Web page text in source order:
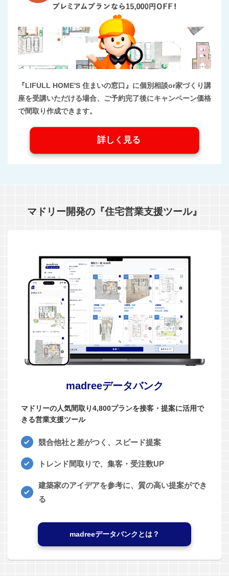
『LIFULL HOME'S 住まいの窓口』に個別相談or家づくり講
座を受講いただける場合、ご予約完了後にキャンペーン価格
で間取り作成できます。
詳しく見る
マドリー開発の『住宅営業支援ツール』
madreeデータバンク
マドリーの人気間取り4,800プランを接客・提案に活用で
きる営業支援ツール
競合他社と差がつく、スピード提案
トレンド間取りで、集客・受注数UP
建築家のアイデアを参考に、質の高い提案ができ
る
madreeデータバンクとは？